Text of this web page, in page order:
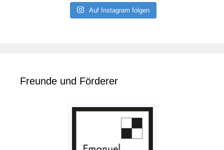
Auf Instagram folgen
Freunde und Förderer